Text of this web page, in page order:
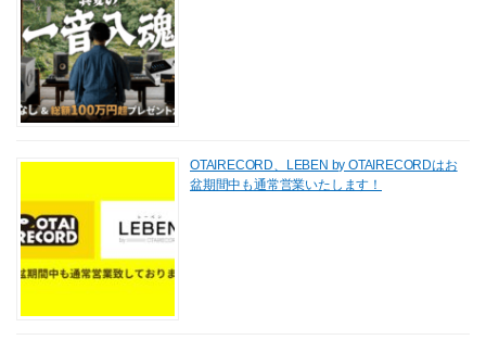
OTAIRECORD、LEBEN by OTAIRECORDはお
盆期間中も通常営業いたします！